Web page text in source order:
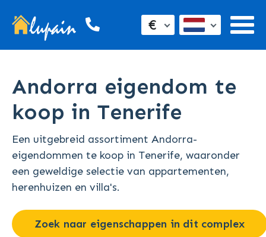
€
Andorra eigendom te
koop in Tenerife
Een uitgebreid assortiment Andorra-
eigendommen te koop in Tenerife, waaronder
een geweldige selectie van appartementen,
herenhuizen en villa's.
Zoek naar eigenschappen in dit complex